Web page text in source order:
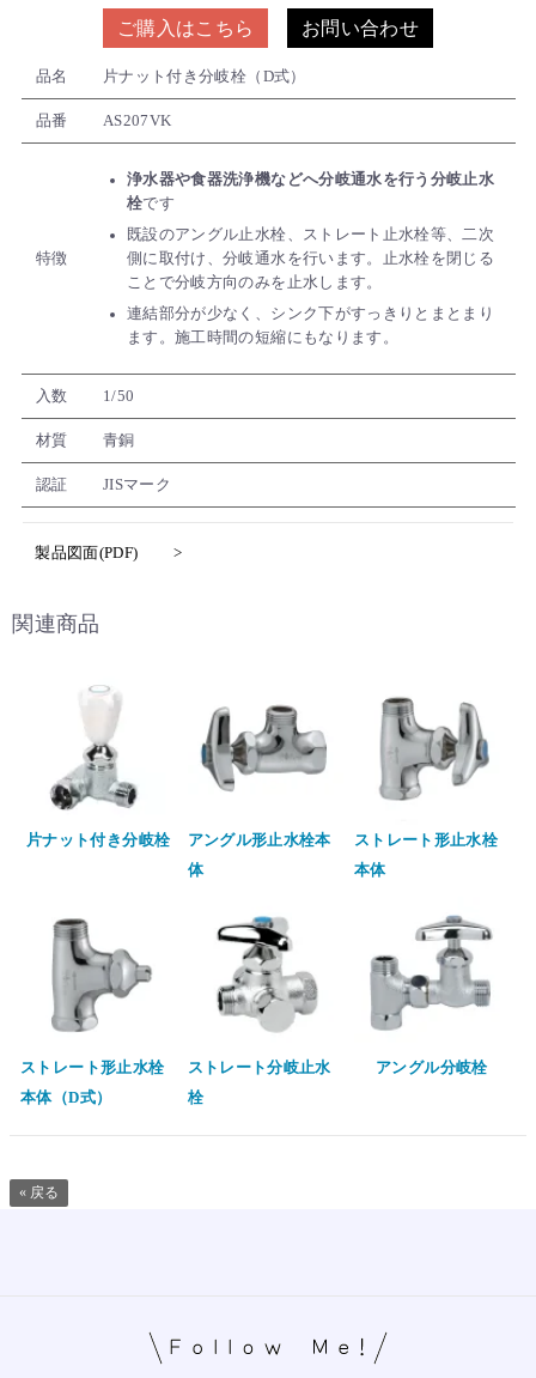
ご購入はこちら お問い合わせ
品名 片ナット付き分岐栓（D式）
品番 AS207VK
特徴
浄水器や食器洗浄機などへ分岐通水を行う分岐止水
栓です
既設のアングル止水栓、ストレート止水栓等、二次
側に取付け、分岐通水を行います。止水栓を閉じる
ことで分岐方向のみを止水します。
連結部分が少なく、シンク下がすっきりとまとまり
ます。施工時間の短縮にもなります。
入数 1/50
材質 青銅
認証 JISマーク
製品図面(PDF)
関連商品
片ナット付き分岐栓
アングル形止水栓本
体
ストレート形止水栓
本体
ストレート形止水栓
本体（D式）
ストレート分岐止水
栓
アングル分岐栓
« 戻る